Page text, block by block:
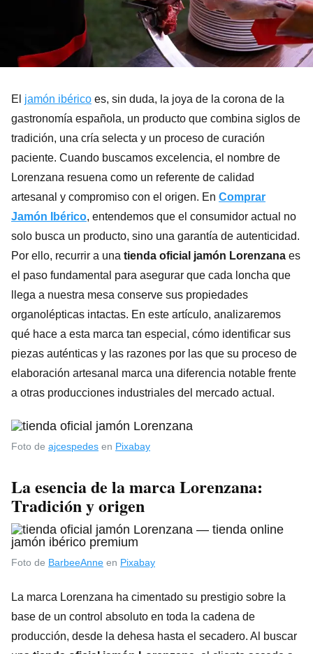
El jamón ibérico es, sin duda, la joya de la corona de la
gastronomía española, un producto que combina siglos de
tradición, una cría selecta y un proceso de curación
paciente. Cuando buscamos excelencia, el nombre de
Lorenzana resuena como un referente de calidad
artesanal y compromiso con el origen. En Comprar
Jamón Ibérico, entendemos que el consumidor actual no
solo busca un producto, sino una garantía de autenticidad.
Por ello, recurrir a una tienda oficial jamón Lorenzana es
el paso fundamental para asegurar que cada loncha que
llega a nuestra mesa conserve sus propiedades
organolépticas intactas. En este artículo, analizaremos
qué hace a esta marca tan especial, cómo identificar sus
piezas auténticas y las razones por las que su proceso de
elaboración artesanal marca una diferencia notable frente
a otras producciones industriales del mercado actual.
Foto de ajcespedes en Pixabay
La esencia de la marca Lorenzana:
Tradición y origen
Foto de BarbeeAnne en Pixabay
La marca Lorenzana ha cimentado su prestigio sobre la
base de un control absoluto en toda la cadena de
producción, desde la dehesa hasta el secadero. Al buscar